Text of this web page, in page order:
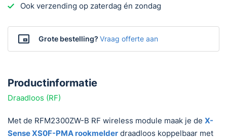
Ook verzending op zaterdag én zondag
Grote bestelling? Vraag offerte aan
Productinformatie
Draadloos (RF)
Met de RFM2300ZW-B RF wireless module maak je de X-
Sense XS0F-PMA rookmelder draadloos koppelbaar met